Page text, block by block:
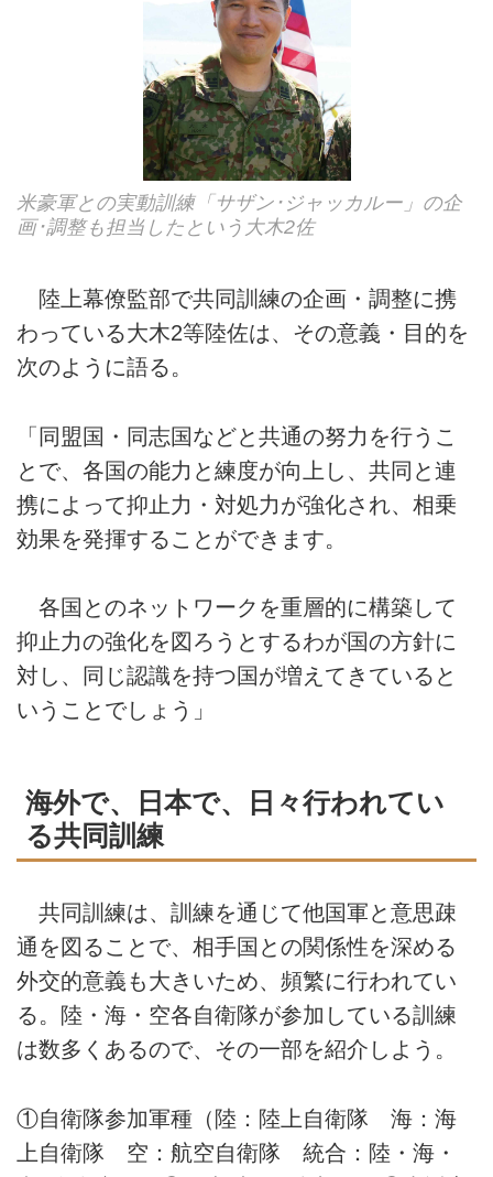
米豪軍との実動訓練「サザン･ジャッカルー」の企
画･調整も担当したという大木2佐
陸上幕僚監部で共同訓練の企画・調整に携
わっている大木2等陸佐は、その意義・目的を
次のように語る。
「同盟国・同志国などと共通の努力を行うこ
とで、各国の能力と練度が向上し、共同と連
携によって抑止力・対処力が強化され、相乗
効果を発揮することができます。
各国とのネットワークを重層的に構築して
抑止力の強化を図ろうとするわが国の方針に
対し、同じ認識を持つ国が増えてきていると
いうことでしょう」
海外で、日本で、日々行われてい
る共同訓練
共同訓練は、訓練を通じて他国軍と意思疎
通を図ることで、相手国との関係性を深める
外交的意義も大きいため、頻繁に行われてい
る。陸・海・空各自衛隊が参加している訓練
は数多くあるので、その一部を紹介しよう。
①自衛隊参加軍種（陸：陸上自衛隊 海：海
上自衛隊 空：航空自衛隊 統合：陸・海・